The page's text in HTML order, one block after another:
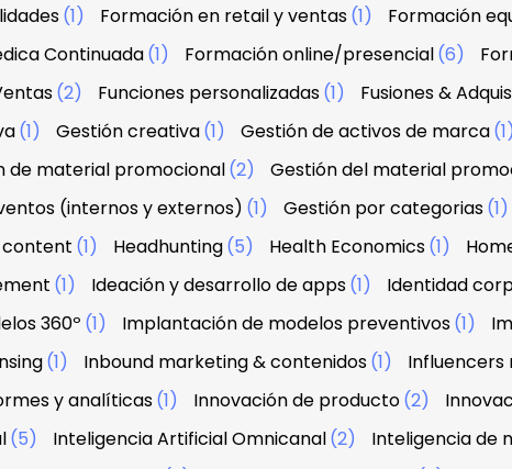
(1) Formación en retail y ventas(1) Formación
Continuada(1) Formación online/presencial(6)
(2) Funciones personalizadas(1) Fusiones &
(1) Gestión creativa(1) Gestión de activos de marca(1)
de material promocional(2) Gestión del material
(internos y externos) (1) Gestión por categorias(1)
content (1) Headhunting(5) Health Economics(1)
(1) Ideación y desarrollo de apps(1) Identidad
360º (1) Implantación de modelos preventivos(1)
(1) Inbound marketing & contenidos(1)
y analíticas(1) Innovación de producto(2)
(5) Inteligencia Artificial Omnicanal(2) Inteligencia de